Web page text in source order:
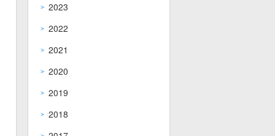
2023
2022
2021
2020
2019
2018